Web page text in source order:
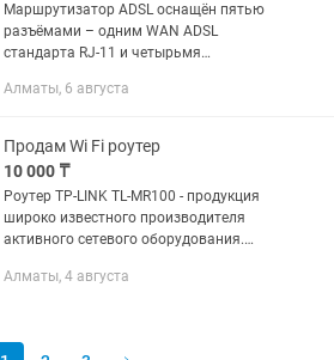
Маршрутизатор ADSL оснащён пятью
разъёмами – одним WAN ADSL
стандарта RJ-11 и четырьмя
стандарта RJ-45 m. Управлять самой
дружелюбного...
Алматы, 6 августа
Продам Wi Fi роутер
10 000 ₸
Роутер TP-LINK TL-MR100 - продукция
широко известного производителя
активного сетевого оборудования.
настройки и высоким уровнем
Алматы, 4 августа